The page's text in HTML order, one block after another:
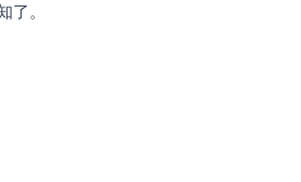
了。